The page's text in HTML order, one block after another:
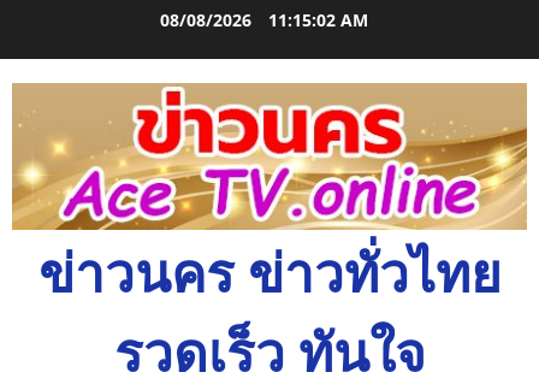
08/08/2026 11:15:03 AM
ข่าวนคร ข่าวทั่วไทย
รวดเร็ว ทันใจ